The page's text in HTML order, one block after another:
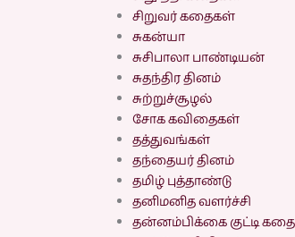
சிறுவர் கதைகள்
சுகன்யா
சுசிபாலா பாண்டியன்
சுதந்திர தினம்
சுற்றுச்சூழல்
சோக கவிதைகள்
தத்துவங்கள்
தந்தையர் தினம்
தமிழ் புத்தாண்டு
தனிமனித வளர்ச்சி
தன்னம்பிக்கை குட்டி